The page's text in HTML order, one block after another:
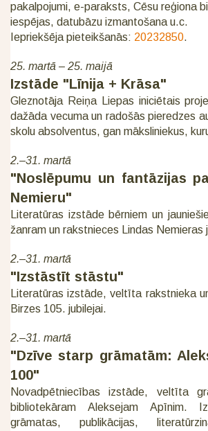
pakalpojumi, e-paraksts, Cēsu reģiona
iespējas, datubāzu izmantošana u.c.
Iepriekšēja pieteikšanās: 20232850.
25. martā – 25. maijā
Izstāde "Līnija + Krāsa"
Gleznotāja Reiņa Liepas iniciētais
dažāda vecuma un radošās pieredzes
skolu absolventus, gan māksliniekus,
2.–31. martā
"Noslēpumu un fantāzijas
Nemieru"
Literatūras izstāde bērniem un
žanram un rakstnieces Lindas Nemieras
2.–31. martā
"Izstāstīt stāstu"
Literatūras izstāde, veltīta rakstnieka
Birzes 105. jubilejai.
2.–31. martā
"Dzīve starp grāmatām:
100"
Novadpētniecības izstāde, veltīta
bibliotekāram Aleksejam Apīnim.
grāmatas, publikācijas,